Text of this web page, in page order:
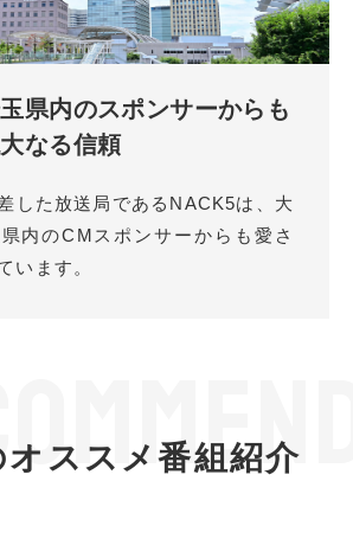
県内のスポンサーからも
なる信頼
した放送局であるNACK5は、大
内のCMスポンサーからも愛さ
います。
OMMEN
ススメ番組紹介